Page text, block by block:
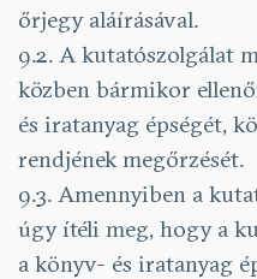
őrjegy aláírásával.
9.2. A kutatószolgálat
közben bármikor
és iratanyag épségét,
rendjének megőrzését.
9.3. Amennyiben a
úgy ítéli meg, hogy a
a könyv- és iratanyag